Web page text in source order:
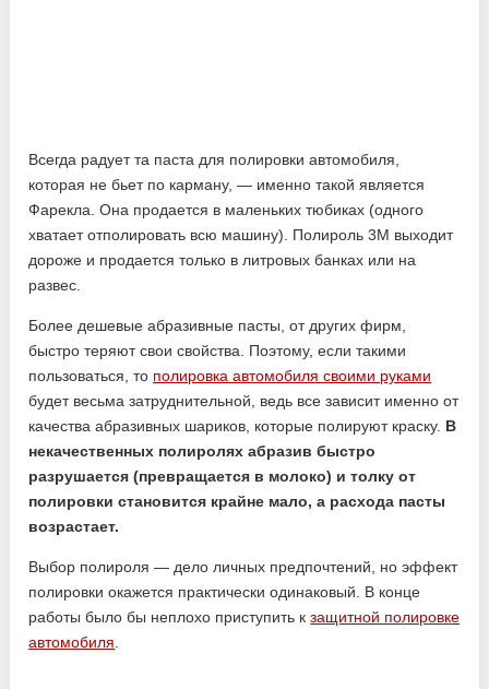
Всегда радует та паста для полировки автомобиля,
которая не бьет по карману, — именно такой является
Фарекла. Она продается в маленьких тюбиках (одного
хватает отполировать всю машину). Полироль 3М выходит
дороже и продается только в литровых банках или на
развес.
Более дешевые абразивные пасты, от других фирм,
быстро теряют свои свойства. Поэтому, если такими
пользоваться, то полировка автомобиля своими руками
будет весьма затруднительной, ведь все зависит именно от
качества абразивных шариков, которые полируют краску. В
некачественных полиролях абразив быстро
разрушается (превращается в молоко) и толку от
полировки становится крайне мало, а расхода пасты
возрастает.
Выбор полироля — дело личных предпочтений, но эффект
полировки окажется практически одинаковый. В конце
работы было бы неплохо приступить кзащитной полировке
автомобиля.